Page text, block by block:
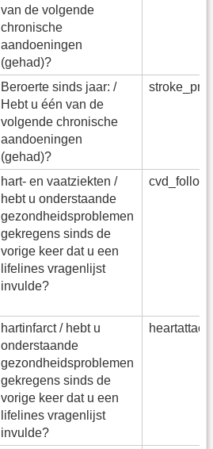
van de volgende
chronische
aandoeningen
(gehad)?
Beroerte sinds jaar: /
Hebt u één van de
volgende chronische
aandoeningen
(gehad)?
hart- en vaatziekten /
hebt u onderstaande
gezondheidsproblemen
gekregens sinds de
vorige keer dat u een
lifelines vragenlijst
invulde?
hartinfarct / hebt u
onderstaande
gezondheidsproblemen
gekregens sinds de
vorige keer dat u een
lifelines vragenlijst
invulde?